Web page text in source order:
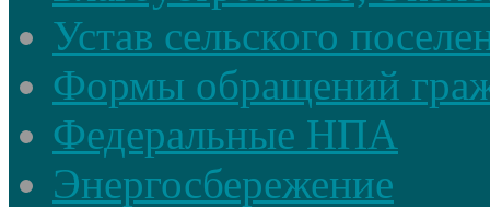
Устав сельского
Формы обращений
Федеральные НПА
Энергосбережение